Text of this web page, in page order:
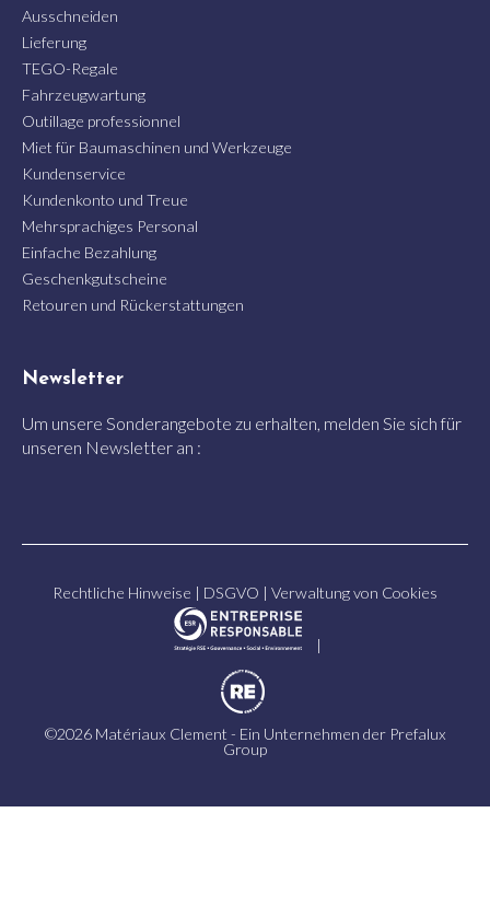
Ausschneiden
Lieferung
TEGO-Regale
Fahrzeugwartung
Outillage professionnel
Miet für Baumaschinen und Werkzeuge
Kundenservice
Kundenkonto und Treue
Mehrsprachiges Personal
Einfache Bezahlung
Geschenkgutscheine
Retouren und Rückerstattungen
Newsletter
Um unsere Sonderangebote zu erhalten, melden Sie sich für
unseren Newsletter an :
Rechtliche Hinweise | DSGVO | Verwaltung von Cookies
|
©2026 Matériaux Clement - Ein Unternehmen der Prefalux
Group